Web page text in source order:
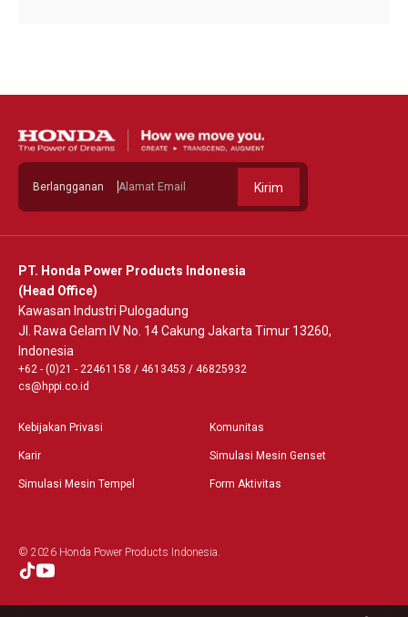
Berlangganan Kirim
PT. Honda Power Products Indonesia
(Head Office)
Kawasan Industri Pulogadung
Jl. Rawa Gelam IV No. 14 Cakung Jakarta Timur 13260,
Indonesia
+62 - (0)21 - 22461158 / 4613453 / 46825932
cs@hppi.co.id
Kebijakan Privasi Komunitas
Karir Simulasi Mesin Genset
Simulasi Mesin Tempel Form Aktivitas
© 2026 Honda Power Products Indonesia.